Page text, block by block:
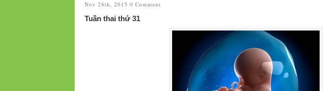
Nov 28th, 2015 0 Comment
Tuần thai thứ 31